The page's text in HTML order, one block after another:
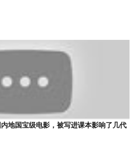
地国宝级电影，被写进课本影响了几代